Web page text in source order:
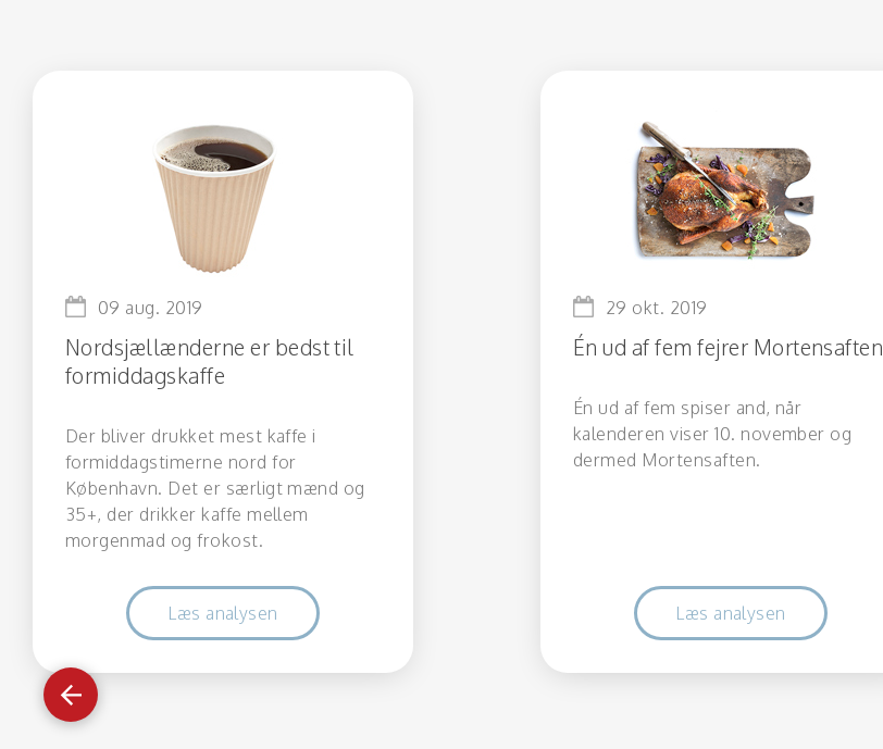
tilbage
09 aug. 2019
Nordsjællænderne er bedst til
formiddagskaffe
Der bliver drukket mest kaffe i
formiddagstimerne nord for
København. Det er særligt mænd og
35+, der drikker kaffe mellem
morgenmad og frokost.
Læs analysen
29 okt. 2019
Én ud af fem fejrer Mortensaften
Én ud af fem spiser and, når
kalenderen viser 10. november og
dermed Mortensaften.
Læs analysen